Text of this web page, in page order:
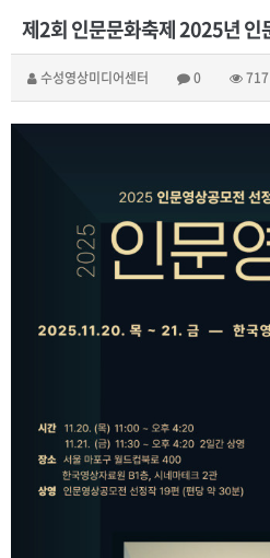
제2회 인문문화축제 2025년 인
수성영상미디어센터 0 717